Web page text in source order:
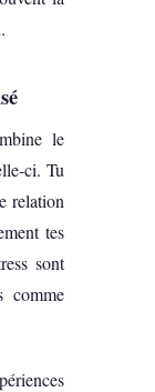
le
ci. Tu
relation
tes
sont
comme